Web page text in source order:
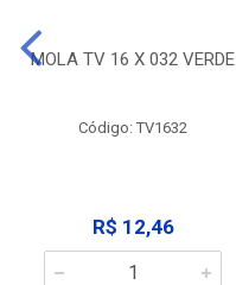
MOLA TV 16 X 032 VERDE
Código: TV1632
R$ 12,46